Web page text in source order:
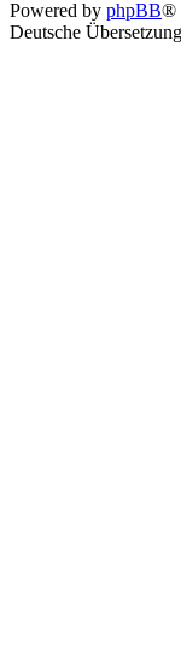
Powered by phpBB®
Deutsche